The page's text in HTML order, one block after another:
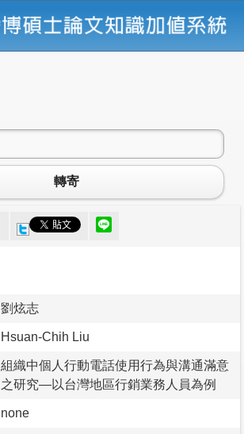
轉寄
劉炫志
Hsuan-Chih Liu
組織中個人行動電話使用行為與溝通滿意
之研究—以台灣地區行銷業務人員為例
none